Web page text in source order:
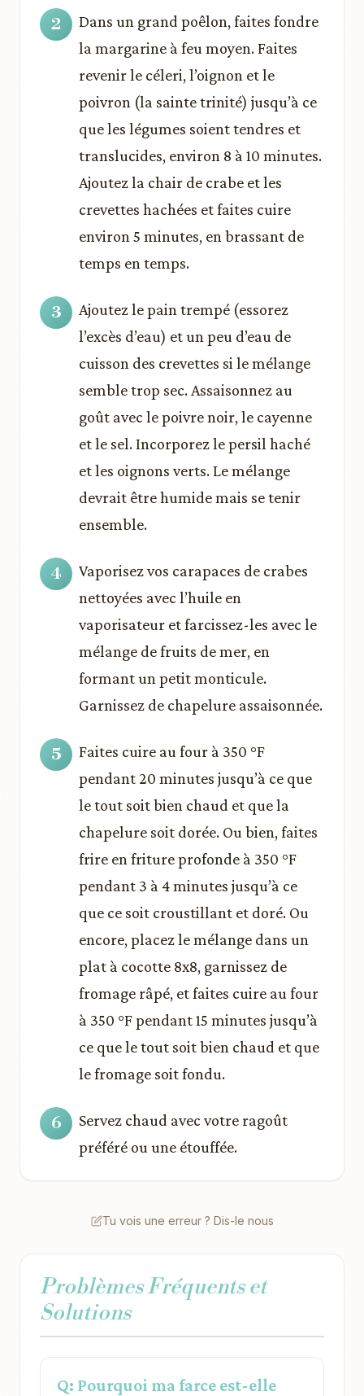
Dans un grand poêlon, faites fondre
la margarine à feu moyen. Faites
revenir le céleri, l’oignon et le
poivron (la sainte trinité) jusqu’à ce
que les légumes soient tendres et
translucides, environ 8 à 10 minutes.
Ajoutez la chair de crabe et les
crevettes hachées et faites cuire
environ 5 minutes, en brassant de
temps en temps.
Ajoutez le pain trempé (essorez
l’excès d’eau) et un peu d’eau de
cuisson des crevettes si le mélange
semble trop sec. Assaisonnez au
goût avec le poivre noir, le cayenne
et le sel. Incorporez le persil haché
et les oignons verts. Le mélange
devrait être humide mais se tenir
ensemble.
Vaporisez vos carapaces de crabes
nettoyées avec l’huile en
vaporisateur et farcissez-les avec le
mélange de fruits de mer, en
formant un petit monticule.
Garnissez de chapelure assaisonnée.
Faites cuire au four à 350 °F
pendant 20 minutes jusqu’à ce que
le tout soit bien chaud et que la
chapelure soit dorée. Ou bien, faites
frire en friture profonde à 350 °F
pendant 3 à 4 minutes jusqu’à ce
que ce soit croustillant et doré. Ou
encore, placez le mélange dans un
plat à cocotte 8x8, garnissez de
fromage râpé, et faites cuire au four
à 350 °F pendant 15 minutes jusqu’à
ce que le tout soit bien chaud et que
le fromage soit fondu.
Servez chaud avec votre ragoût
préféré ou une étouffée.
Tu vois une erreur ? Dis-le nous
Problèmes Fréquents et
Solutions
Q: Pourquoi ma farce est-elle